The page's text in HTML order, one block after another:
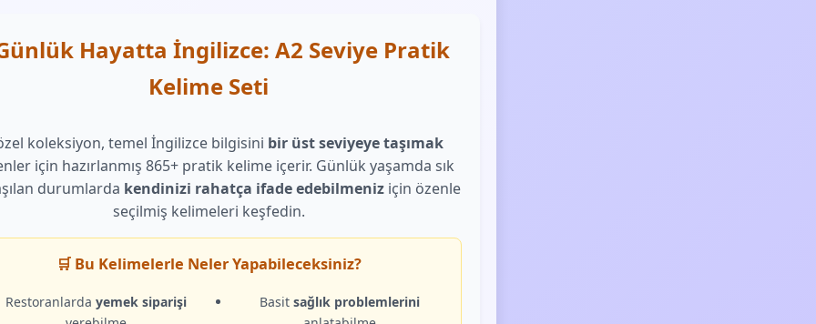
Hayatta İngilizce: A2 Seviye Pratik
Kelime Seti
koleksiyon, temel İngilizce bilgisini bir üst seviyeye taşımak
için hazırlanmış 865+ pratik kelime içerir. Günlük yaşamda sık
durumlarda kendinizi rahatça ifade edebilmeniz için özenle
seçilmiş kelimeleri keşfedin.
🛒 Bu Kelimelerle Neler Yapabileceksiniz?
Restoranlarda yemek siparişi
Basit sağlık problemlerini